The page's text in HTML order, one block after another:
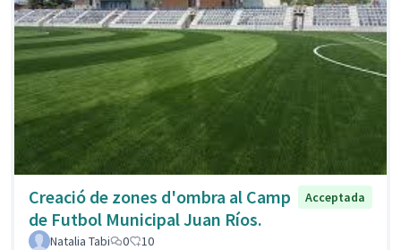
Creació de zones d'ombra al Camp
de Futbol Municipal Juan Ríos.
Acceptada
Natalia Tabi 0 10